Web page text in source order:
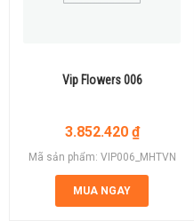
Vip Flowers 006
3.852.420 ₫
Mã sản phẩm: VIP006_MHTVN
MUA NGAY